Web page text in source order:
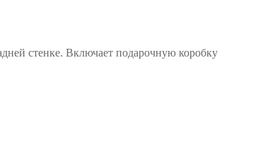
стенке. Включает подарочную коробку